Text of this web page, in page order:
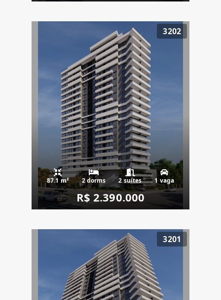
3202
87.1 m² 2 dorms 2 suítes 1 vaga
R$ 2.390.000
3201